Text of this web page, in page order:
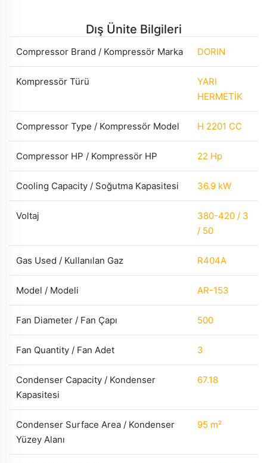
Dış Ünite Bilgileri
Compressor Brand / Kompressör Marka DORIN
Kompressör Türü
YARI
HERMETİK
Compressor Type / Kompressör Model H 2201 CC
Compressor HP / Kompressör HP 22 Hp
Cooling Capacity / Soğutma Kapasitesi 36.9 kW
Voltaj
380-420 / 3
/ 50
Gas Used / Kullanılan Gaz R404A
Model / Modeli AR-153
Fan Diameter / Fan Çapı 500
Fan Quantity / Fan Adet 3
Condenser Capacity / Kondenser
Kapasitesi
67.18
Condenser Surface Area / Kondenser
Yüzey Alanı
95 m²